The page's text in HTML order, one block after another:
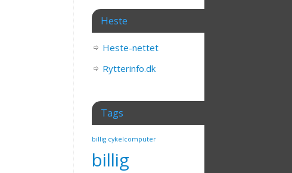
Heste
Heste-nettet
Rytterinfo.dk
Tags
billig cykelcomputer
billig